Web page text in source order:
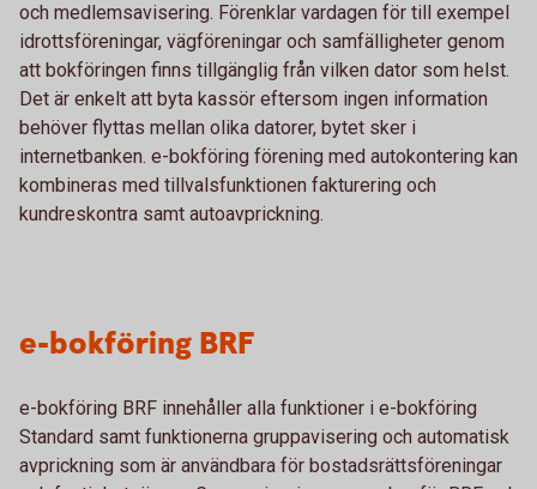
och medlemsavisering. Förenklar vardagen för till exempel
idrottsföreningar, vägföreningar och samfälligheter genom
att bokföringen finns tillgänglig från vilken dator som helst.
Det är enkelt att byta kassör eftersom ingen information
behöver flyttas mellan olika datorer, bytet sker i
internetbanken. e-bokföring förening med autokontering kan
kombineras med tillvalsfunktionen fakturering och
kundreskontra samt autoavprickning.
e-bokföring BRF
e-bokföring BRF innehåller alla funktioner i e-bokföring
Standard samt funktionerna gruppavisering och automatisk
avprickning som är användbara för bostadsrättsföreningar